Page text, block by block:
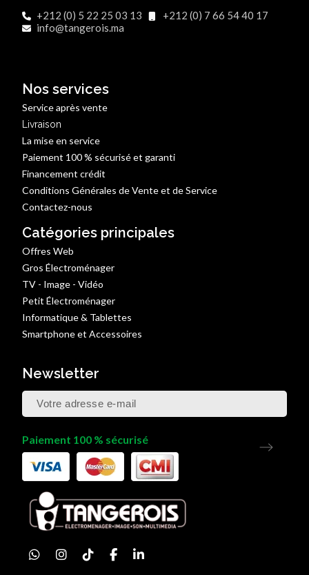
+212 (0) 5 22 25 03 13
+212 (0) 7 66 54 40 17
info@tangerois.ma
Nos services
Service après vente
Livraison
La mise en service
Paiement 100 % sécurisé et garanti
Financement crédit
Conditions Générales de Vente et de Service
Contactez-nous
Catégories principales
Offres Web
Gros Électroménager
TV - Image - Vidéo
Petit Électroménager
Informatique & Tablettes
Smartphone et Accessoires
Newsletter
Paiement 100 % sécurisé